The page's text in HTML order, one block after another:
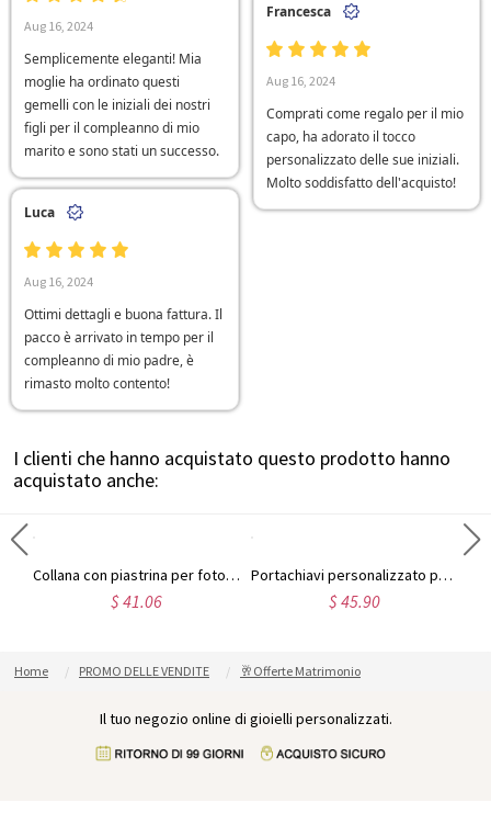
Aug 16, 2024
Semplicemente eleganti! Mia
moglie ha ordinato questi
gemelli con le iniziali dei nostri
figli per il compleanno di mio
marito e sono stati un successo.
Francesca
Aug 16, 2024
Comprati come regalo per il mio
capo, ha adorato il tocco
personalizzato delle sue iniziali.
Molto soddisfatto dell'acquisto!
Luca
Aug 16, 2024
Ottimi dettagli e buona fattura. Il
pacco è arrivato in tempo per il
compleanno di mio padre, è
rimasto molto contento!
I clienti che hanno acquistato questo prodotto hanno
acquistato anche:
Collana con piastrina per foto in acciaio inossidabile incisa per bambini
$ 41.06
Portachiavi personalizzato per foto in acciaio inossidabile
$ 45.90
Home PROMO DELLE VENDITE 🥂Offerte Matrimonio
Il tuo negozio online di gioielli personalizzati.